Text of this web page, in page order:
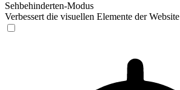
Sehbehinderten-Modus
Verbessert die visuellen Elemente der Website